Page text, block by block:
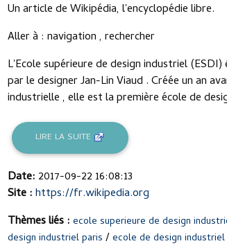
Un article de Wikipédia, l'encyclopédie libre.
Aller à : navigation , rechercher
L'Ecole supérieure de design industriel
par le designer Jan-Lin Viaud . Créée un an
industrielle , elle est la première école de
LIRE LA SUITE
Date: 2017-09-22 16:08:13
Site :https://fr.wikipedia.org
Thèmes liés : ecole superieure de design
design industriel paris /ecole de design